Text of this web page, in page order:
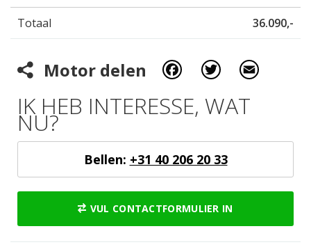
Totaal 36.090,-
Motor delen Facebook Twitter
IK HEB INTERESSE, WAT
NU?
Bellen: +31 40 206 20 33
VUL CONTACTFORMULIER IN